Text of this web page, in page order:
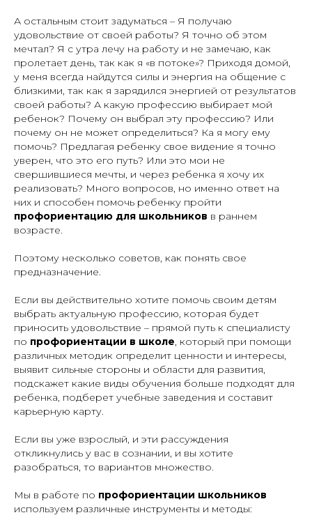
А остальным стоит задуматься – Я получаю
удовольствие от своей работы? Я точно об этом
мечтал? Я с утра лечу на работу и не замечаю, как
пролетает день, так как я «в потоке»? Приходя домой,
у меня всегда найдутся силы и энергия на общение с
близкими, так как я зарядился энергией от результатов
своей работы? А какую профессию выбирает мой
ребенок? Почему он выбрал эту профессию? Или
почему он не может определиться? Ка я могу ему
помочь? Предлагая ребенку свое видение я точно
уверен, что это его путь? Или это мои не
свершившиеся мечты, и через ребенка я хочу их
реализовать? Много вопросов, но именно ответ на
них и способен помочь ребенку пройти
профориентацию для школьников в раннем
возрасте.
Поэтому несколько советов, как понять свое
предназначение.
Если вы действительно хотите помочь своим детям
выбрать актуальную профессию, которая будет
приносить удовольствие – прямой путь к специалисту
по профориентации в школе , который при помощи
различных методик определит ценности и интересы,
выявит сильные стороны и области для развития,
подскажет какие виды обучения больше подходят для
ребенка, подберет учебные заведения и составит
карьерную карту.
Если вы уже взрослый, и эти рассуждения
откликнулись у вас в сознании, и вы хотите
разобраться, то вариантов множество.
Мы в работе по профориентации школьников
используем различные инструменты и методы: